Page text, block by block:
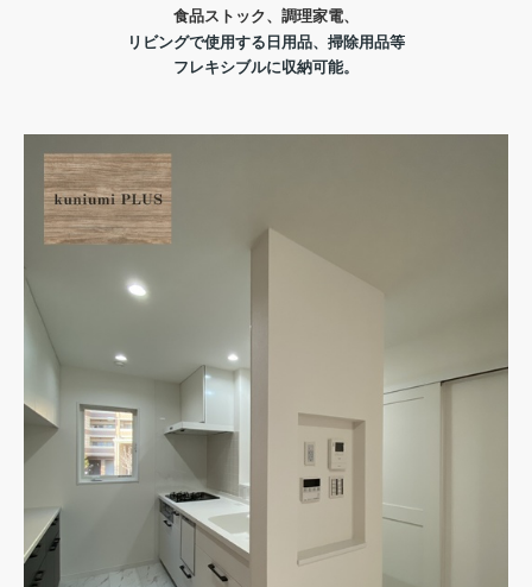
食品ストック、調理家電、
リビングで使用する日用品、掃除用品等
フレキシブルに収納可能。